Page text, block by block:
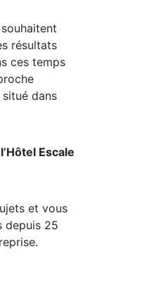
résultats
ces temps
situé dans
Escale
et vous
depuis 25